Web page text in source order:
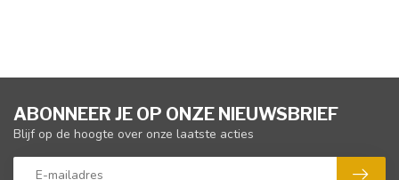
ABONNEER JE OP ONZE NIEUWSBRIEF
Blijf op de hoogte over onze laatste acties